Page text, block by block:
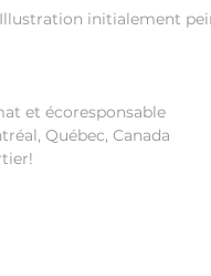
initialement
et écoresponsable
Québec, Canada